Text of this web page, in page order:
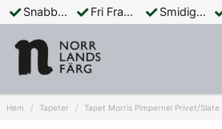
Snabba Leveranser Fri Frakt Över 899:- Smidiga Betalningar
Hem Tapeter Tapet Morris Pimpernel Privet/Slate